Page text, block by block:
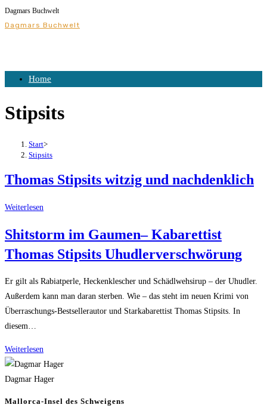
Dagmars Buchwelt
Dagmars Buchwelt
Home
Stipsits
Start>
Stipsits
Thomas Stipsits witzig und nachdenklich
Weiterlesen
Shitstorm im Gaumen– Kabarettist
Thomas Stipsits Uhudlerverschwörung
Er gilt als Rabiatperle, Heckenklescher und Schädlwehsirup – der Uhudler.
Außerdem kann man daran sterben. Wie – das steht im neuen Krimi von
Überraschungs-Bestsellerautor und Starkabarettist Thomas Stipsits. In
diesem…
Weiterlesen
Dagmar Hager
Mallorca-Insel des Schweigens